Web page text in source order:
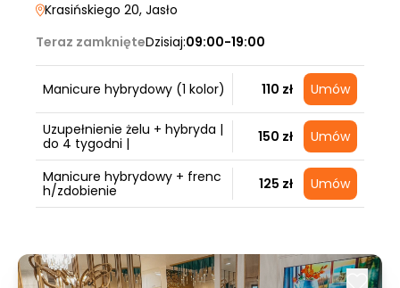
Krasińskiego 20, Jasło
Teraz zamknięteDzisiaj:09:00-19:00
Manicure hybrydowy (1 kolor) 110 zł Umów
Uzupełnienie żelu + hybryda |
do 4 tygodni |
150 zł Umów
Manicure hybrydowy + frenc
h/zdobienie
125 zł Umów